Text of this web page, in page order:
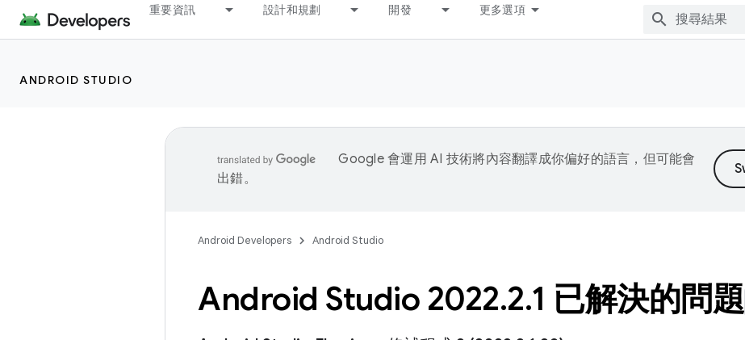
重要資訊 設計和規劃 開發 更多選項
ANDROID STUDIO
Google 會運用 AI 技術將內容翻譯成你偏好的語言，但可能會
出錯。
Android Developers Android Studio
Android Studio 2022.2.1 已解決的問題